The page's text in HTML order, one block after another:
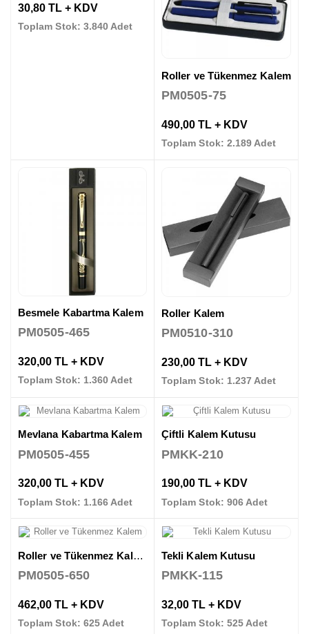
30,80 TL + KDV
Toplam Stok: 3.840 Adet
Roller ve Tükenmez Kalem
PM0505-75
490,00 TL + KDV
Toplam Stok: 2.189 Adet
Besmele Kabartma Kalem
PM0505-465
320,00 TL + KDV
Toplam Stok: 1.360 Adet
Roller Kalem
PM0510-310
230,00 TL + KDV
Toplam Stok: 1.237 Adet
Mevlana Kabartma Kalem
PM0505-455
320,00 TL + KDV
Toplam Stok: 1.166 Adet
Çiftli Kalem Kutusu
PMKK-210
190,00 TL + KDV
Toplam Stok: 906 Adet
Roller ve Tükenmez Kalem
PM0505-650
462,00 TL + KDV
Toplam Stok: 625 Adet
Tekli Kalem Kutusu
PMKK-115
32,00 TL + KDV
Toplam Stok: 525 Adet